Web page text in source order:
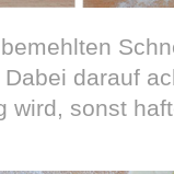
darauf
wird, sonst